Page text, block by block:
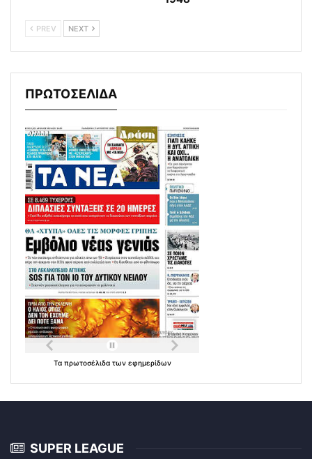
PREV NEXT
ΠΡΩΤΟΣΕΛΙΔΑ
Τα πρωτοσέλιδα των εφημερίδων
SUPER LEAGUE